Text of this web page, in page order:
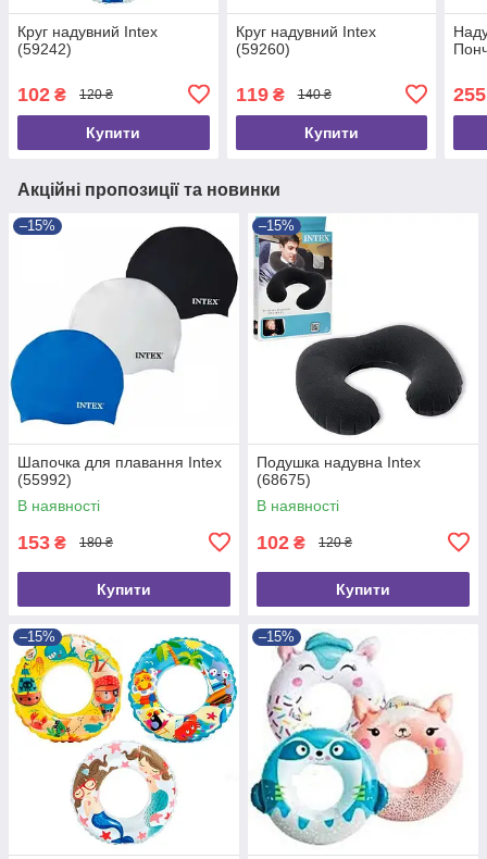
Круг надувний Intex
(59242)
102 ₴ 120 ₴
Купити
Круг надувний Intex
(59260)
119₴ 140 ₴
Купити
255
Акційні пропозиції та новинки
–15%
Шапочка для плавання Intex
(55992)
В наявності
153 ₴ 180 ₴
Купити
–15%
Подушка надувна Intex
(68675)
В наявності
102 ₴ 120 ₴
Купити
–15% –15%